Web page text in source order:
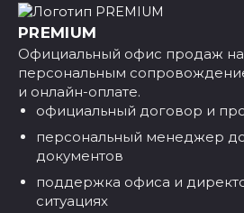
PREMIUM
Официальный офис продаж
персональным
и онлайн-оплате.
официальный договор и
персональный менеджер
документов
поддержка офиса и
ситуациях